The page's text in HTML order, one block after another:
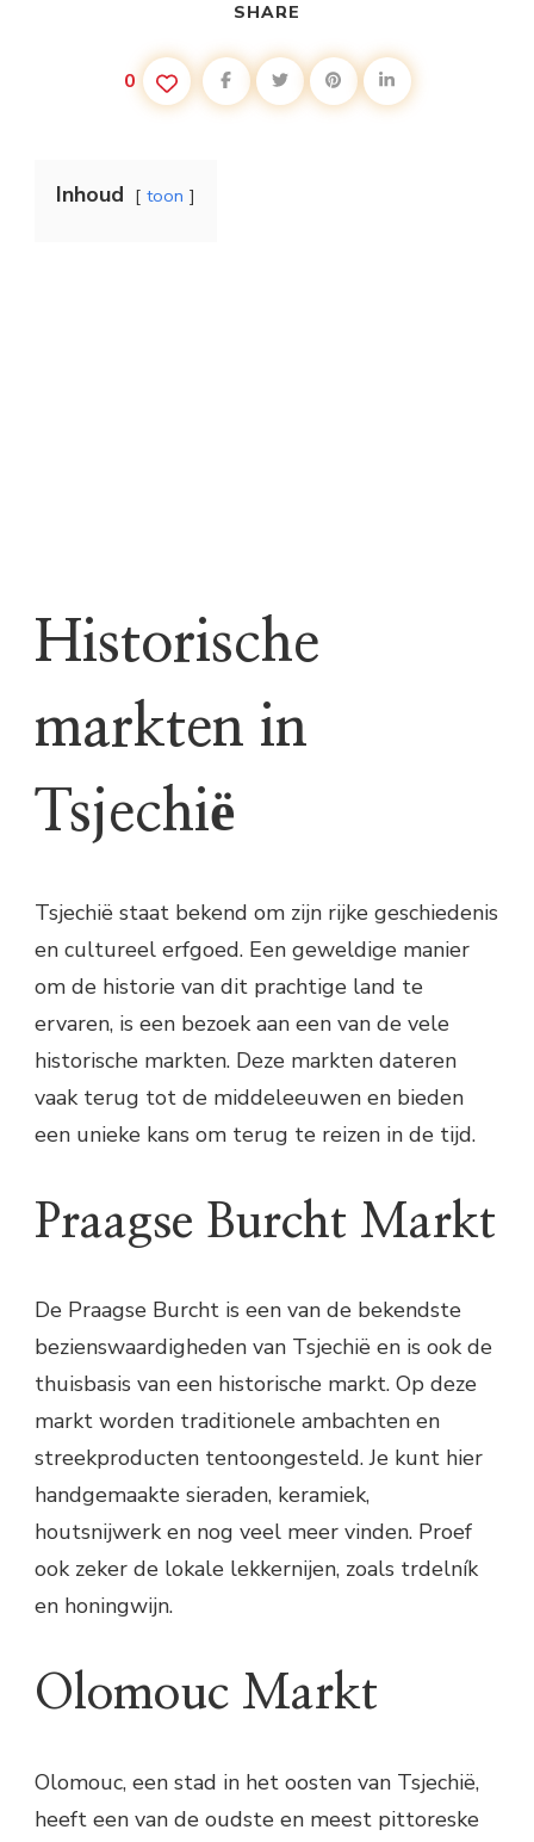
SHARE
0
Inhoud toon
Historische
markten in
Tsjechië
Tsjechië staat bekend om zijn rijke geschiedenis
en cultureel erfgoed. Een geweldige manier
om de historie van dit prachtige land te
ervaren, is een bezoek aan een van de vele
historische markten. Deze markten dateren
vaak terug tot de middeleeuwen en bieden
een unieke kans om terug te reizen in de tijd.
Praagse Burcht Markt
De Praagse Burcht is een van de bekendste
bezienswaardigheden van Tsjechië en is ook de
thuisbasis van een historische markt. Op deze
markt worden traditionele ambachten en
streekproducten tentoongesteld. Je kunt hier
handgemaakte sieraden, keramiek,
houtsnijwerk en nog veel meer vinden. Proef
ook zeker de lokale lekkernijen, zoals trdelník
en honingwijn.
Olomouc Markt
Olomouc, een stad in het oosten van Tsjechië,
heeft een van de oudste en meest pittoreske